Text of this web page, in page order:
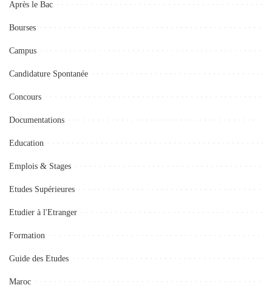
Après le Bac
Bourses
Campus
Candidature Spontanée
Concours
Documentations
Education
Emplois & Stages
Etudes Supérieures
Etudier à l'Etranger
Formation
Guide des Etudes
Maroc